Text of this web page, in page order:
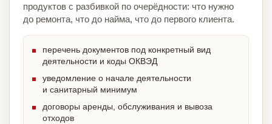
продуктов с разбивкой по очерёдности: что нужно
до ремонта, что до найма, что до первого клиента.
перечень документов под конкретный вид
деятельности и коды ОКВЭД
уведомление о начале деятельности
и санитарный минимум
договоры аренды, обслуживания и вывоза
отходов